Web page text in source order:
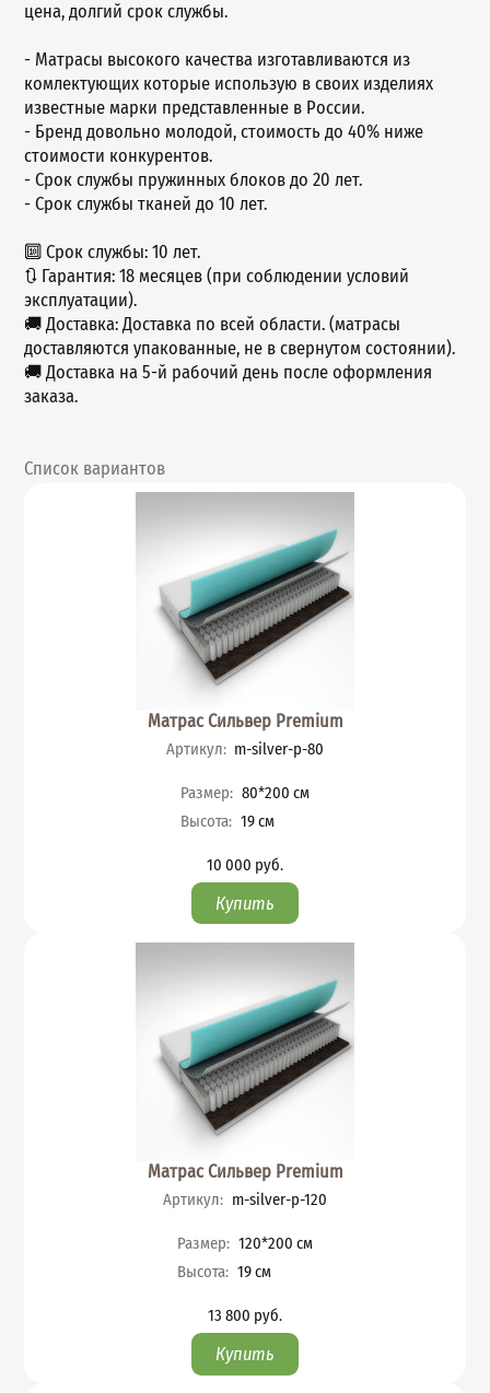
цeна, долгий сpок cлужбы.
- Матрасы высокого качества изготавливаются из
комлектующих которые использую в своих изделиях
известные марки представленные в России.
- Бренд довольно молодой, стоимость до 40% ниже
стоимости конкурентов.
- Срок службы пружинных блоков до 20 лет.
- Срок службы тканей до 10 лет.
🔟 Срок службы: 10 лет.
🔃 Гарантия: 18 месяцев (при соблюдении условий
эксплуатации).
🚚 Доставка: Доставка по всей области. (матрасы
доставляются упакованные, не в свернутом состоянии).
🚚 Доставка на 5-й рабочий день после оформления
заказа.
Список вариантов
Матрас Сильвер Premium
Артикул: m-silver-p-80
Характеристики
Размер: 80*200 см
Высота: 19см
Цена
10 000 руб.
Матрас Сильвер Premium
Артикул: m-silver-p-120
Характеристики
Размер: 120*200 см
Высота: 19см
Цена
13 800 руб.